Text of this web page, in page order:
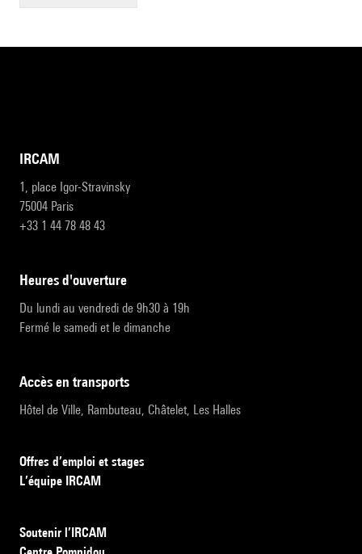
IRCAM
1, place Igor-Stravinsky
75004 Paris
+33 1 44 78 48 43
heures d'ouverture
Du lundi au vendredi de 9h30 à 19h
Fermé le samedi et le dimanche
accès en transports
Hôtel de Ville, Rambuteau, Châtelet, Les Halles
Offres d’emploi et stages
L’équipe IRCAM
Soutenir l’IRCAM